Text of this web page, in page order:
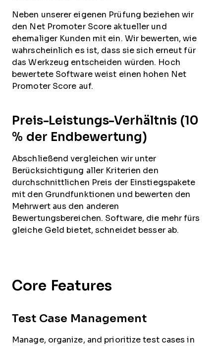
Neben unserer eigenen Prüfung beziehen wir
den Net Promoter Score aktueller und
ehemaliger Kunden mit ein. Wir bewerten, wie
wahrscheinlich es ist, dass sie sich erneut für
das Werkzeug entscheiden würden. Hoch
bewertete Software weist einen hohen Net
Promoter Score auf.
Preis-Leistungs-Verhältnis (10
% der Endbewertung)
Abschließend vergleichen wir unter
Berücksichtigung aller Kriterien den
durchschnittlichen Preis der Einstiegspakete
mit den Grundfunktionen und bewerten den
Mehrwert aus den anderen
Bewertungsbereichen. Software, die mehr fürs
gleiche Geld bietet, schneidet besser ab.
Core Features
Test Case Management
Manage, organize, and prioritize test cases in